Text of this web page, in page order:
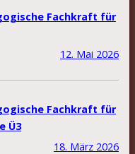
Fachkraft für
12. Mai 2026
Fachkraft für
Ü3
18. März 2026